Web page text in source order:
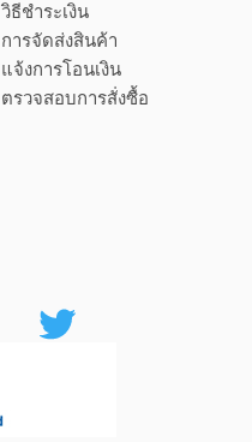
วิธีชำระเงิน
การจัดส่งสินค้า
แจ้งการโอนเงิน
ตรวจสอบการสั่งซื้อ